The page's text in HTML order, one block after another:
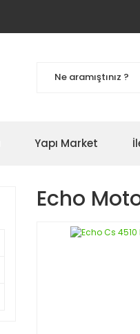
Yapı Market
Echo